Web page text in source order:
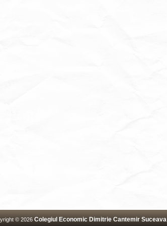
© 2026 Colegiul Economic Dimitrie Cantemir Suceava